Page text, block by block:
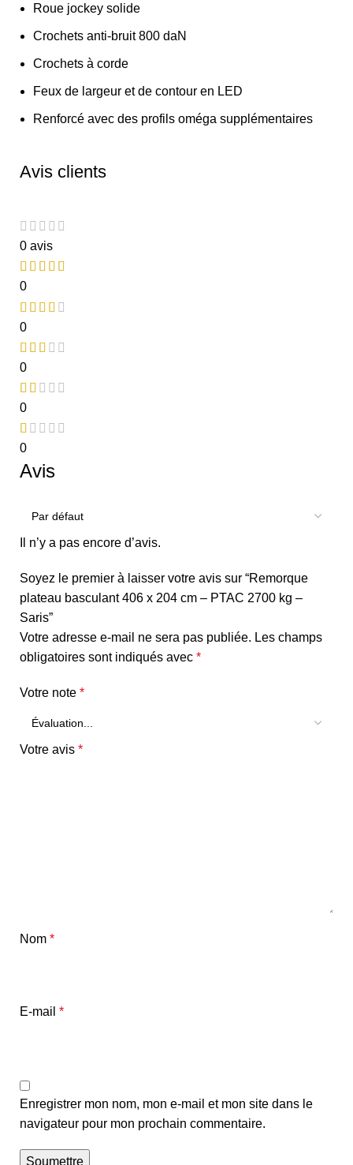
Roue jockey solide
Crochets anti-bruit 800 daN
Crochets à corde
Feux de largeur et de contour en LED
Renforcé avec des profils oméga supplémentaires
Avis clients
0 avis
0
0
0
0
0
Avis
Il n’y a pas encore d’avis.
Soyez le premier à laisser votre avis sur “Remorque
plateau basculant 406 x 204 cm – PTAC 2700 kg –
Saris”
Votre adresse e-mail ne sera pas publiée. Les champs
obligatoires sont indiqués avec *
Votre note *
Votre avis *
Nom *
E-mail *
Enregistrer mon nom, mon e-mail et mon site dans le
navigateur pour mon prochain commentaire.